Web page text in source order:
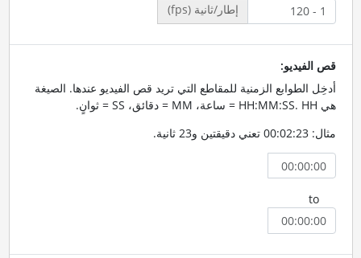
إطار/ثانية (fps)
قص الفيديو:
أدخِل الطوابع الزمنية للمقاطع التي تريد قص الفيديو عندها. الصيغة
هي HH:MM:SS. HH = ساعة، MM = دقائق، SS = ثوانٍ.
مثال: 00:02:23 تعني دقيقتين و23 ثانية.
to